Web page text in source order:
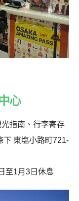
心
指南、行李寄存
下 東塩小路町721-
至1月3日休息